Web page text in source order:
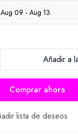
Aug 09 - Aug 13
Añadir a
Comprar ahora
lista de deseos